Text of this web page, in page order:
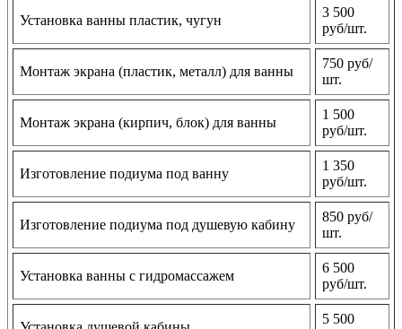
Установка ванны пластик, чугун
3 500
руб/шт.
Монтаж экрана (пластик, металл) для ванны
750 руб/
шт.
Монтаж экрана (кирпич, блок) для ванны
1 500
руб/шт.
Изготовление подиума под ванну
1 350
руб/шт.
Изготовление подиума под душевую кабину
850 руб/
шт.
Установка ванны с гидромассажем
6 500
руб/шт.
5 500